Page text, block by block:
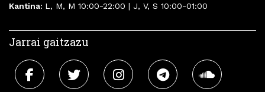
Kantina: L, M, M 10:00-22:00 | J, V, S 10:00-01:00
Jarrai gaitzazu